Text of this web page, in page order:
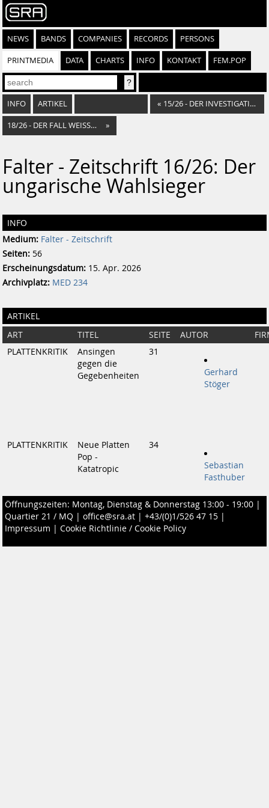
NEWS BANDS COMPANIES RECORDS PERSONS
PRINTMEDIA DATA CHARTS INFO KONTAKT FEM.POP
INFO ARTIKEL « 15/26 - DER INVESTIGATIVJOURNALIST
18/26 - DER FALL WEISSMANN »
Falter - Zeitschrift 16/26: Der
ungarische Wahlsieger
INFO
Medium: Falter - Zeitschrift
Seiten: 56
Erscheinungsdatum: 15. Apr. 2026
Archivplatz: MED 234
ARTIKEL
ART TITEL SEITE AUTOR
PLATTENKRITIK
Ansingen
gegen die
Gegebenheiten
31
Gerhard
Stöger
PLATTENKRITIK
Neue Platten
Pop -
Katatropic
34
Sebastian
Fasthuber
Öffnungszeiten: Montag, Dienstag & Donnerstag 13:00 - 19:00 |
Quartier 21 / MQ | office@sra.at | +43/(0)1/526 47 15 |
Impressum | Cookie Richtlinie / Cookie Policy